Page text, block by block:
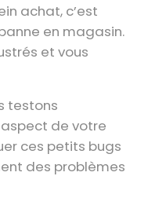
achat, c’est
en magasin.
et vous
testons
de votre
ces petits bugs
des problèmes